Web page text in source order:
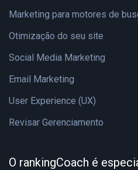
Marketing para motores de
Otimização do seu site
Social Media Marketing
Email Marketing
User Experience (UX)
Revisar Gerenciamento
O rankingCoach é